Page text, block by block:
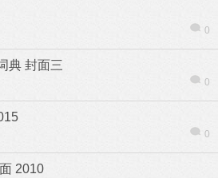
0
典 封面三
0
0
2010